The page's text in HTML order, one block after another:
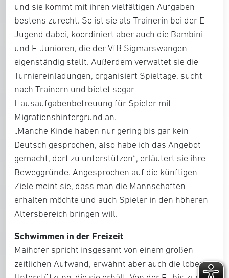
und sie kommt mit ihren vielfältigen Aufgaben
bestens zurecht. So ist sie als Trainerin bei der E-
Jugend dabei, koordiniert aber auch die Bambini
und F-Junioren, die der VfB Sigmarswangen
eigenständig stellt. Außerdem verwaltet sie die
Turniereinladungen, organisiert Spieltage, sucht
nach Trainern und bietet sogar
Hausaufgabenbetreuung für Spieler mit
Migrationshintergrund an.
„Manche Kinde haben nur gering bis gar kein
Deutsch gesprochen, also habe ich das Angebot
gemacht, dort zu unterstützen“, erläutert sie ihre
Beweggründe. Angesprochen auf die künftigen
Ziele meint sie, dass man die Mannschaften
erhalten möchte und auch Spieler in den höheren
Altersbereich bringen will.
Schwimmen in der Freizeit
Maihofer spricht insgesamt von einem großen
zeitlichen Aufwand, erwähnt aber auch die lobende